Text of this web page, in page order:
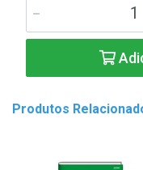
Produtos